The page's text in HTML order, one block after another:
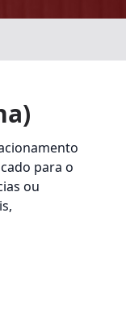
para o
ou